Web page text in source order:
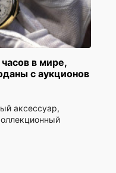
в мире,
с аукционов
аксессуар,